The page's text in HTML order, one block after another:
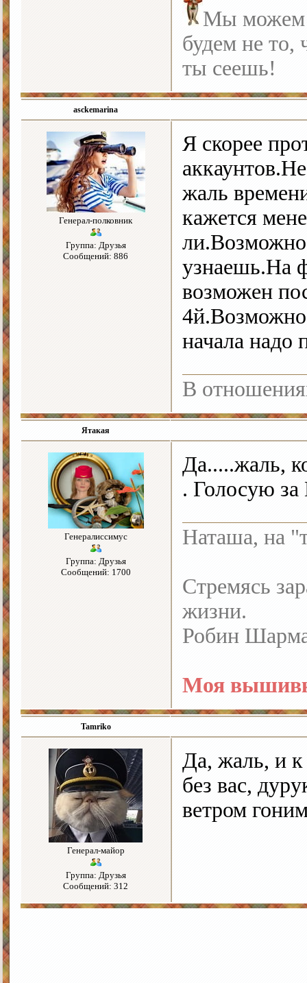
Мы можем
будем не то,
ты сеешь!
asckemarina
Генерал-полковник
Группа: Друзья
Сообщений: 886
Я скорее
жаль
кажется
узнаешь.На
возможен
начала
В
Ятакая
Генералиссимус
Группа: Друзья
Сообщений: 1700
Да.....жаль,
. Голосую
Наташа, на
Стремясь
жизни.
Робин
Моя
Tamriko
Генерал-майор
Группа: Друзья
Сообщений: 312
Да, жаль, и к
без вас,
ветром